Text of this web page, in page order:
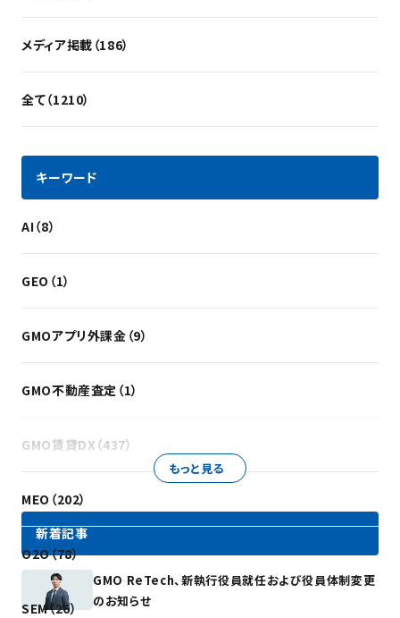
メディア掲載（186）
全て（1210）
キーワード
AI（8）
GEO（1）
GMOアプリ外課金（9）
GMO不動産査定（1）
GMO賃貸DX（437）
MEO（202）
O2O（78）
SEM（26）
もっと見る
新着記事
GMO ReTech、新執行役員就任および役員体制変更
のお知らせ